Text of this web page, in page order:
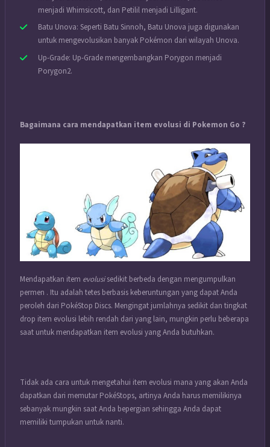
menjadi Whimsicott, dan Petilil menjadi Lilligant.
Batu Unova: Seperti Batu Sinnoh, Batu Unova juga digunakan
untuk mengevolusikan banyak Pokémon dari wilayah Unova.
Up-Grade: Up-Grade mengembangkan Porygon menjadi
Porygon2.
Bagaimana cara mendapatkan item evolusi di Pokemon Go ?
Mendapatkan item evolusisedikit berbeda dengan mengumpulkan
permen . Itu adalah tetes berbasis keberuntungan yang dapat Anda
peroleh dari PokéStop Discs. Mengingat jumlahnya sedikit dan tingkat
drop item evolusi lebih rendah dari yang lain, mungkin perlu beberapa
saat untuk mendapatkan item evolusi yang Anda butuhkan.
Tidak ada cara untuk mengetahui item evolusi mana yang akan Anda
dapatkan dari memutar PokéStops, artinya Anda harus memilikinya
sebanyak mungkin saat Anda bepergian sehingga Anda dapat
memiliki tumpukan untuk nanti.